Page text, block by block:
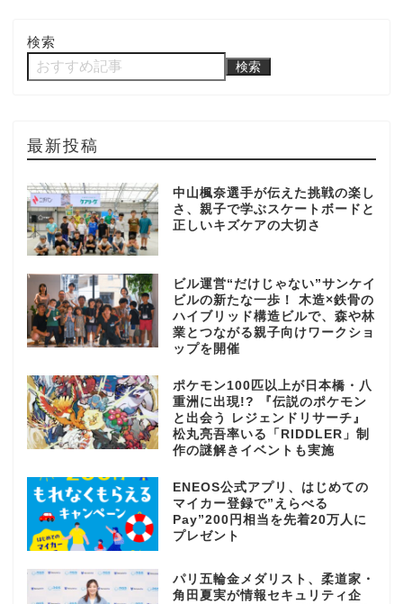
検索
検索
最新投稿
中山楓奈選手が伝えた挑戦の楽し
さ、親子で学ぶスケートボードと
正しいキズケアの大切さ
ビル運営“だけじゃない”サンケイ
ビルの新たな一歩！ 木造×鉄骨の
ハイブリッド構造ビルで、森や林
業とつながる親子向けワークショ
ップを開催
ポケモン100匹以上が日本橋・八
重洲に出現!? 『伝説のポケモン
と出会う レジェンドリサーチ』
松丸亮吾率いる「RIDDLER」制
作の謎解きイベントも実施
ENEOS公式アプリ、はじめての
マイカー登録で”えらべる
Pay”200円相当を先着20万人に
プレゼント
パリ五輪金メダリスト、柔道家・
角田夏実が情報セキュリティ企